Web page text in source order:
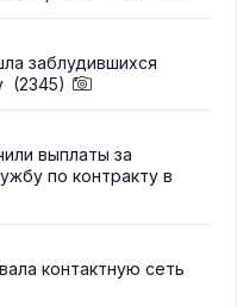
заблудившихся
(2345)
выплаты за
по контракту в
контактную сеть